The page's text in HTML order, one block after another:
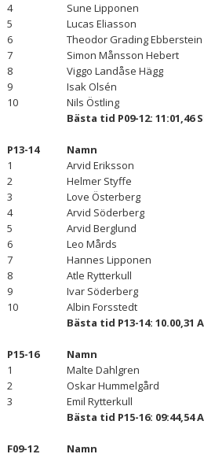
4
Sune Lipponen
5
Lucas Eliasson
6
Theodor Grading Ebberstein
7
Simon Månsson Hebert
8
Viggo Landåse Hägg
9
Isak Olsén
10
Nils Östling
Bästa tid P09-12: 11:01,46
P13-14 Namn
1
Arvid Eriksson
2
Helmer Styffe
3
Love Österberg
4
Arvid Söderberg
5
Arvid Berglund
6
Leo Mårds
7
Hannes Lipponen
8
Atle Rytterkull
9
Ivar Söderberg
10
Albin Forsstedt
Bästa tid P13-14: 10.00,31
P15-16 Namn
1
Malte Dahlgren
2
Oskar Hummelgård
3
Emil Rytterkull
Bästa tid P15-16: 09:44,54
F09-12 Namn